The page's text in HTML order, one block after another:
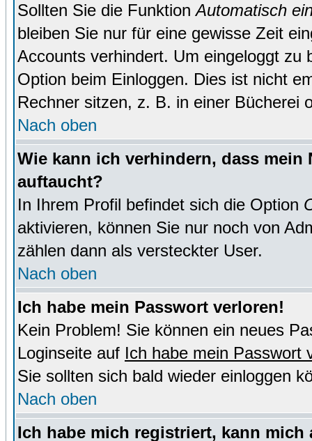
Sollten Sie die FunktionAutomatisch
bleiben Sie nur für eine gewisse Zeit
Accounts verhindert. Um eingeloggt zu
Option beim Einloggen. Dies ist nicht
Rechner sitzen, z. B. in einer Bücherei
Nach oben
Wie kann ich verhindern, dass
auftaucht?
In Ihrem Profil befindet sich die Option
aktivieren, können Sie nur noch von
zählen dann als versteckter User.
Nach oben
Ich habe mein Passwort verloren!
Kein Problem! Sie können ein neues
Loginseite auf Ich habe mein Passwort
Sie sollten sich bald wieder einloggen
Nach oben
Ich habe mich registriert, kann